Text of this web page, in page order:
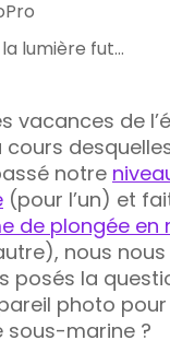
la lumière fut…
vacances de
cours
notre
(pour l’un) et
de plongée en
nous nous
posés la
photo pour
sous-marine ?